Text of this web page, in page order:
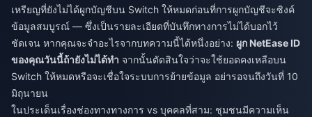
เหรียญที่ยังไม่ได้ผูกบัญชีบน Switch ให้หมดก่อนที่การผูกบัญชีจะซิงค์
ข้อมูลสมบูรณ์ — ซึ่งเป็นรายละเอียดที่บันทึกทางการไม่ได้บอกไว้
ชัดเจน หากคุณจะจำอะไรจากบทความนี้ได้หนึ่งอย่าง: ผูก NetEase ID
ของคุณวันนี้ถ้ายังไม่ได้ทำ จากนั้นตัดสินใจว่าจะใช้ยอดคงเหลือบน
Switch ให้หมดหรือจะเชื่อใจระบบการย้ายข้อมูล อย่ารอจนถึงวันที่ 10
มิถุนายน
ในประเด็นเรื่องช่องทางทางการ vs บุคคลที่สาม: ชุมชนมีความเห็น